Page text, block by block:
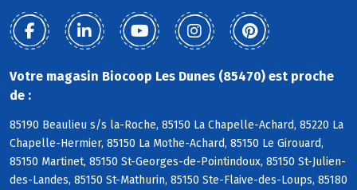
Votre magasin Biocoop Les Dunes (85470) est proche
de :
85190 Beaulieu s/s la-Roche, 85150 La Chapelle-Achard, 85220 La
Chapelle-Hermier, 85150 La Mothe-Achard, 85150 Le Girouard,
85150 Martinet, 85150 St-Georges-de-Pointindoux, 85150 St-Julien-
des-Landes, 85150 St-Mathurin, 85150 Ste-Flaive-des-Loups, 85180